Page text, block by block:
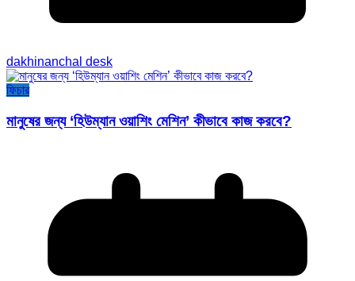
dakhinanchal desk
ফিচার
মানুষের জন্য ‘হিউম্যান ওয়াশিং মেশিন’ কীভাবে কাজ করবে?